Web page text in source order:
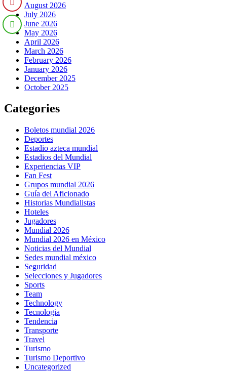
August 2026
July 2026
June 2026
May 2026
April 2026
March 2026
February 2026
January 2026
December 2025
October 2025
Categories
Boletos mundial 2026
Deportes
Estadio azteca mundial
Estadios del Mundial
Experiencias VIP
Fan Fest
Grupos mundial 2026
Guía del Aficionado
Historias Mundialistas
Hoteles
Jugadores
Mundial 2026
Mundial 2026 en México
Noticias del Mundial
Sedes mundial méxico
Seguridad
Selecciones y Jugadores
Sports
Team
Technology
Tecnologia
Tendencia
Transporte
Travel
Turismo
Turismo Deportivo
Uncategorized